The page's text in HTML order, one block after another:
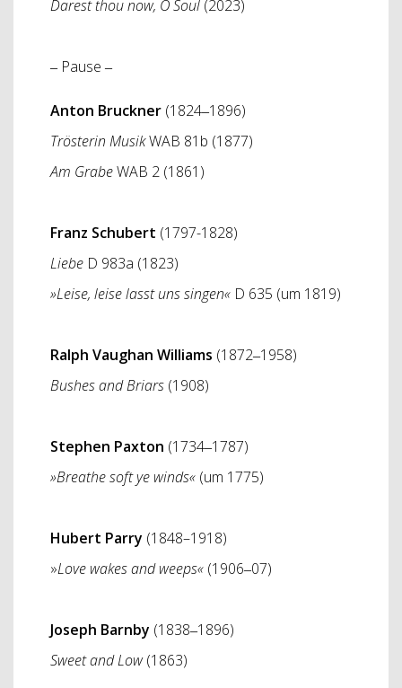
Darest thou now, O Soul (2023)
‒ Pause ‒
Anton Bruckner (1824‒1896)
Trösterin MusikWAB 81b (1877)
Am GrabeWAB 2 (1861)
Franz Schubert (1797-1828)
Liebe D 983a (1823)
»Leise, leise lasst uns singen« D 635 (um 1819)
Ralph Vaughan Williams (1872‒1958)
Bushes and Briars (1908)
Stephen Paxton (1734‒1787)
»Breathe soft ye winds« (um 1775)
Hubert Parry (1848–1918)
»Love wakes and weeps« (1906‒07)
Joseph Barnby (1838­‒1896)
Sweet and Low(1863)